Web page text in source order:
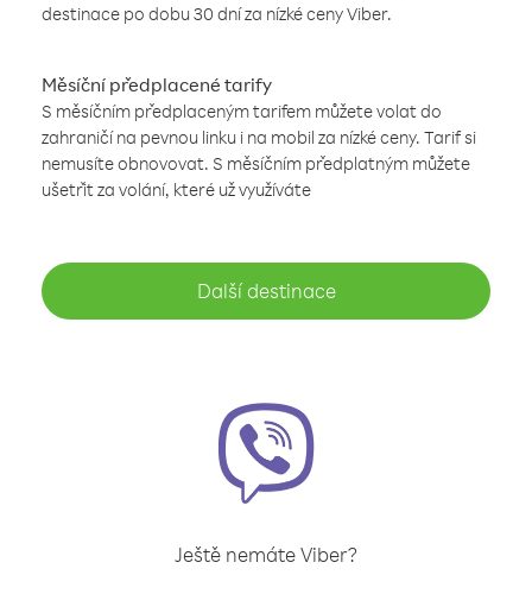
destinace po dobu 30 dní za nízké ceny Viber.
Měsíční předplacené tarify
S měsíčním předplaceným tarifem můžete volat do
zahraničí na pevnou linku i na mobil za nízké ceny. Tarif si
nemusíte obnovovat. S měsíčním předplatným můžete
ušetřit za volání, které už využíváte
Další destinace
Ještě nemáte Viber?